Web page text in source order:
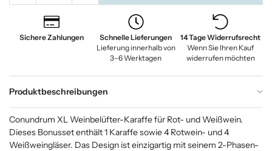
Sichere Zahlungen
Schnelle Lieferungen
Lieferung innerhalb von
3–6 Werktagen
14 Tage Widerrufsrecht
Wenn Sie Ihren Kauf
widerrufen möchten
Produktbeschreibungen
Conundrum XL Weinbelüfter-Karaffe für Rot- und Weißwein.
Dieses Bonusset enthält 1 Karaffe sowie 4 Rotwein- und 4
Weißweingläser. Das Design ist einzigartig mit seinem 2-Phasen-